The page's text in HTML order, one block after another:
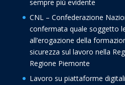
sempre più evidente
CNL – Confederazione
confermata quale soggetto
all’erogazione della
sicurezza sul lavoro nella
Regione Piemonte
Lavoro su piattaforme